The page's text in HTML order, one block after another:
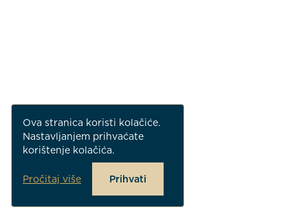
Ova stranica koristi kolačiće.
Nastavljanjem prihvaćate
korištenje kolačića.
Pročitaj više Prihvati